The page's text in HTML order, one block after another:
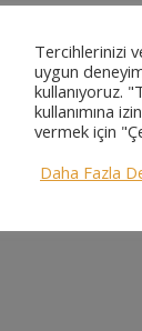
Tercihlerinizi
uygun
kullanıyoruz.
kullanımına
vermek için
Daha Fazla